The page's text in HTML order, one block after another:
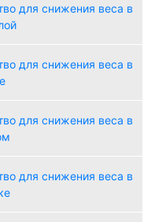
для снижения веса в
для снижения веса в
для снижения веса в
для снижения веса в